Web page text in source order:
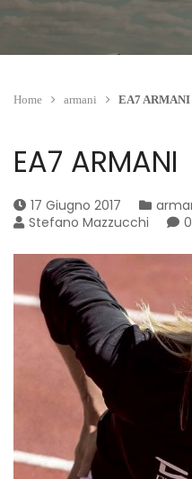
Home armani EA7 ARMANI
EA7 ARMANI
17 Giugno 2017
Stefano Mazzucchi